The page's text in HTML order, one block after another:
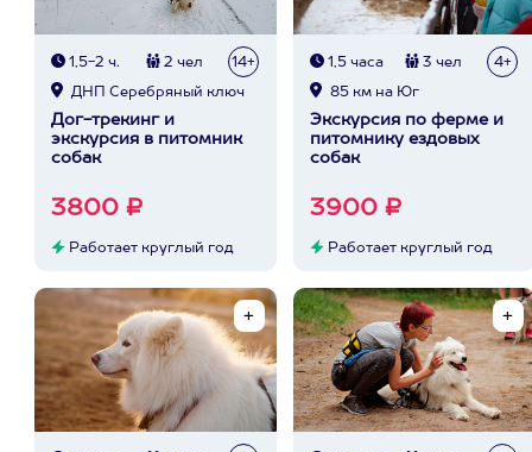
1,5-2 ч. 2 чел 14+
ДНП Серебряный ключ
Дог-трекинг и
экскурсия в питомник
собак
3800 ₽
Работает круглый год
1,5 часа 3 чел 4+
85 км на Юг
Экскурсия по ферме и
питомнику ездовых
собак
3900 ₽
Работает круглый год